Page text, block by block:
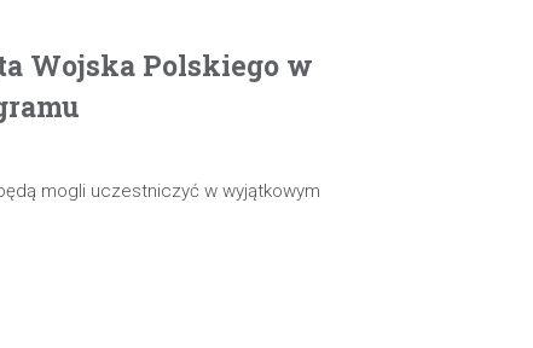
Wojska Polskiego w
mogli uczestniczyć w wyjątkowym